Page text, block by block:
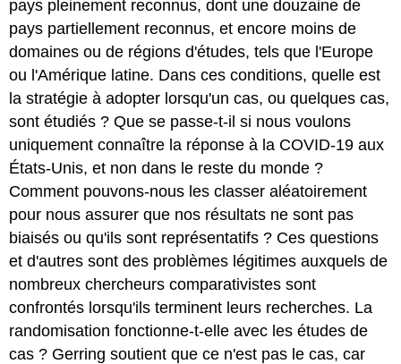
pays pleinement reconnus, dont une douzaine de
pays partiellement reconnus, et encore moins de
domaines ou de régions d'études, tels que l'Europe
ou l'Amérique latine. Dans ces conditions, quelle est
la stratégie à adopter lorsqu'un cas, ou quelques cas,
sont étudiés ? Que se passe-t-il si nous voulons
uniquement connaître la réponse à la COVID-19 aux
États-Unis, et non dans le reste du monde ?
Comment pouvons-nous les classer aléatoirement
pour nous assurer que nos résultats ne sont pas
biaisés ou qu'ils sont représentatifs ? Ces questions
et d'autres sont des problèmes légitimes auxquels de
nombreux chercheurs comparativistes sont
confrontés lorsqu'ils terminent leurs recherches. La
randomisation fonctionne-t-elle avec les études de
cas ? Gerring soutient que ce n'est pas le cas, car